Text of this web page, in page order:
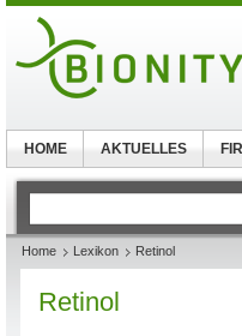
Home Lexikon Retinol
Retinol
HOME AKTUELLES